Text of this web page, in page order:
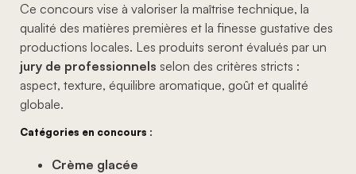
Ce concours vise à valoriser la maîtrise technique, la
qualité des matières premières et la finesse gustative des
productions locales. Les produits seront évalués par un
jury de professionnels selon des critères stricts :
aspect, texture, équilibre aromatique, goût et qualité
globale.
Catégories en concours :
Crème glacée